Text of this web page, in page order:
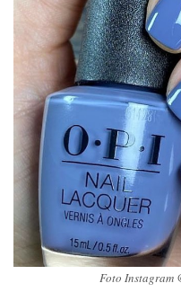
Foto Instagram